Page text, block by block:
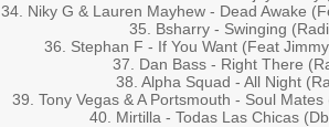
34. Niky G & Lauren Mayhew - Dead Awake
35. Bsharry - Swinging
36. Stephan F - If You Want (Feat
37. Dan Bass - Right There
38. Alpha Squad - All Night
39. Tony Vegas & A Portsmouth - Soul
40. Mirtilla - Todas Las Chicas